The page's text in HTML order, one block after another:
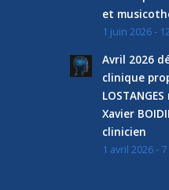
et
1 juin 2026 -
Avril 2026
clinique
Xavier
clinicien
1 avril 2026 -